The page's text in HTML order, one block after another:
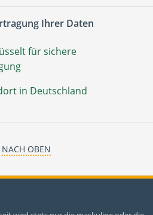
Ihrer Daten
für sichere
in Deutschland
NACH OBEN